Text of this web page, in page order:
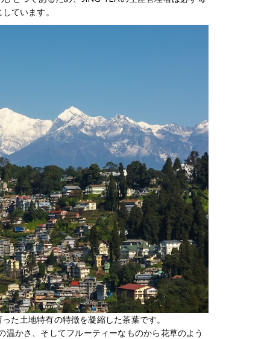
ています。
た土地特有の特徴を凝縮した茶葉です。
かさ、そしてフルーティーなものから花草のよう